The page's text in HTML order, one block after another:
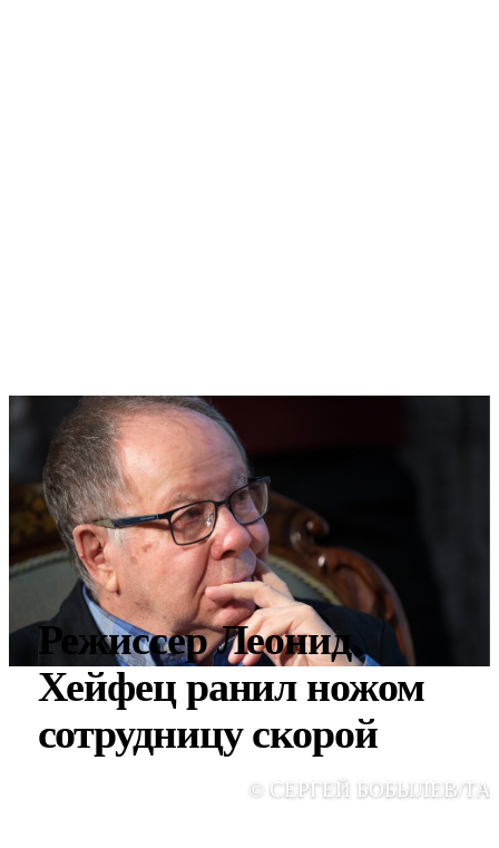
Режиссер Леонид
Хейфец ранил ножом
сотрудницу скорой
© СЕРГЕЙ БОБЫЛЕВ/